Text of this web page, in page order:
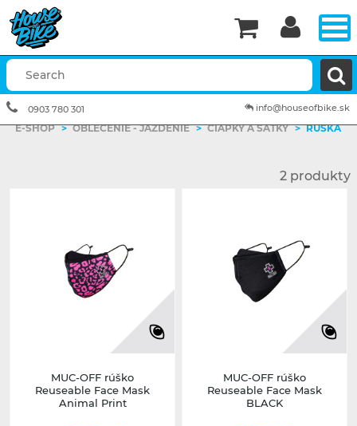
E-SHOP > OBLEČENIE - JAZDENIE > ČIAPKY A ŠATKY > RÚŠKA
2 produkty
MUC-OFF rúško
Reuseable Face Mask
Animal Print
MUC-OFF rúško
Reuseable Face Mask
BLACK


info@houseofbike.sk
0903 780 301